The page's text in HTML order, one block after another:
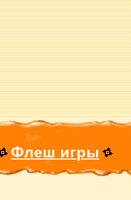
Флеш игры